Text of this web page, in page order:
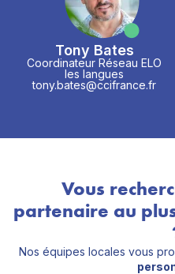
Tony Bates
Coordinateur Réseau ELO
les langues
tony.bates@ccifrance.fr
Vous
partenaire au
Nos équipes locales vous